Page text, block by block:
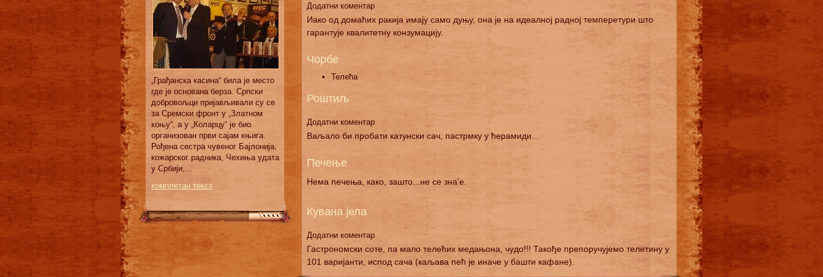
„Грађанска касина“ била је место
где је основана берза. Српски
добровољци пријављивали су се
за Сремски фронт у „Златном
коњу“, а у „Коларцу“ је био
организован први сајам књига.
Рођена сестра чувеног Бајлонија,
кожарског радника, Чехиња удата
у Србији,...
комплетан текст
Додатни коментар
Иако од домаћих ракија имају само дуњу, она је на идеалној радној темперетури што
гарантује квалитетну конзумацију.
Чорбе
Телећа
Роштиљ
Додатни коментар
Ваљало би пробати катунски сач, пастрмку у ћерамиди...
Печење
Нема печења, како, зашто...не се зна'е.
Кувана јела
Додатни коментар
Гастрономски соте, па мало телећих медањона, чудо!!! Такође препоручујемо телетину у
101 варијанти, испод сача (каљава пећ је иначе у башти кафане).